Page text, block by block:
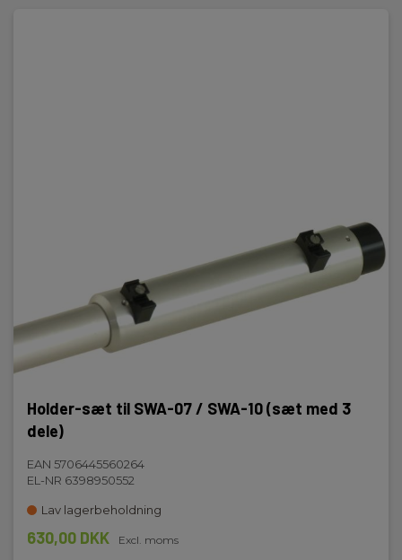
Holder-sæt til SWA-07 / SWA-10 (sæt med 3
dele)
EAN 5706445560264
EL-NR 6398950552
Lav lagerbeholdning
630,00 DKK Excl. moms